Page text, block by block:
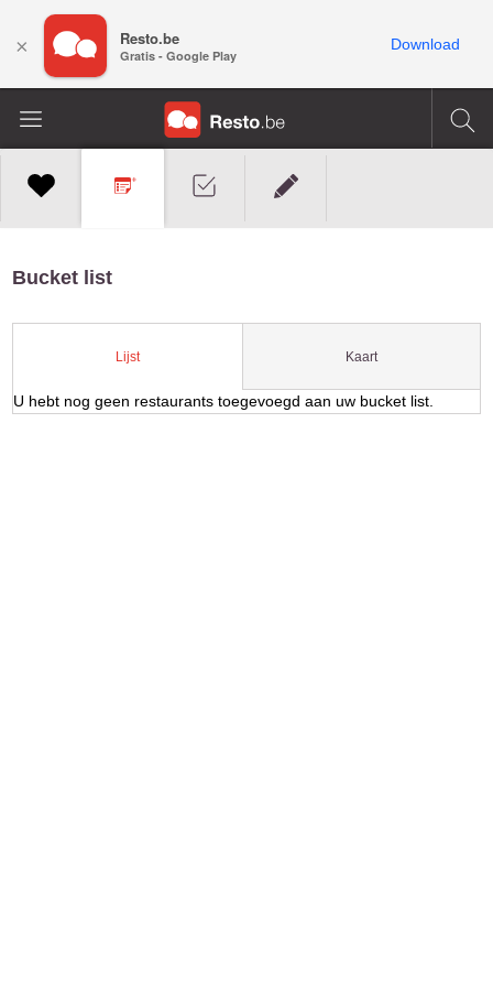
Bucket list
Lijst Kaart
U hebt nog geen restaurants toegevoegd aan uw bucket list.
× Resto.be
Gratis - Google Play
Download